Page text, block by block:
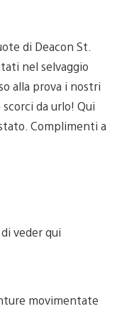
di Deacon St.
nel selvaggio
alla prova i nostri
da urlo! Qui
Complimenti a
veder qui
movimentate